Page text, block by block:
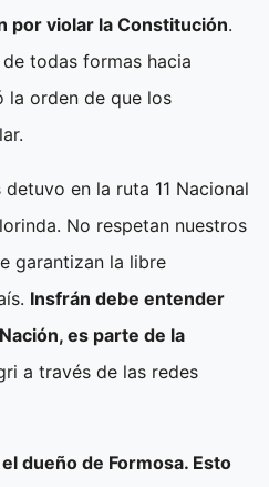
por violar la Constitución.
todas formas hacia
la orden de que los
en la ruta 11 Nacional
No respetan nuestros
garantizan la libre
Insfrán debe entender
es parte de la
a través de las redes
dueño de Formosa. Esto